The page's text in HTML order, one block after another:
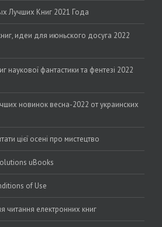
Лучших Книг 2021 Года
идеи для июньского досуга 2022
наукової фантастики та фентезі 2022
новинок весна-2022 от украинских
цієї осені про мистецтво
uBooks
of Use
читання електронних книг